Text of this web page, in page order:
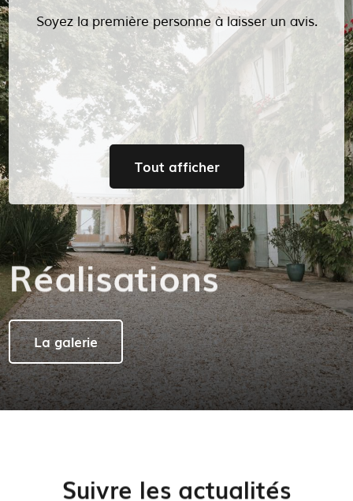
Soyez la première personne à laisser un avis.
Tout afficher
Réalisations
La galerie
Suivre les actualités